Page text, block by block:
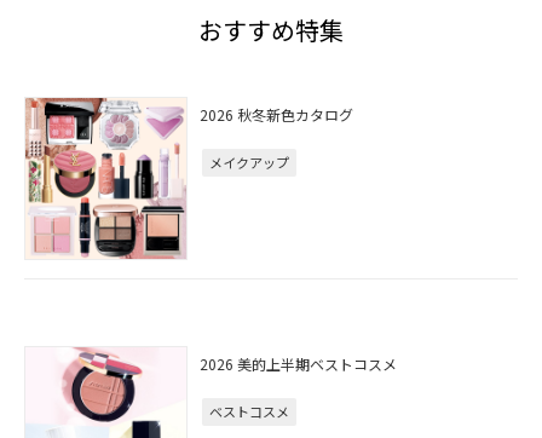
おすすめ特集
2026 秋冬新色カタログ
メイクアップ
2026 美的上半期ベストコスメ
ベストコスメ